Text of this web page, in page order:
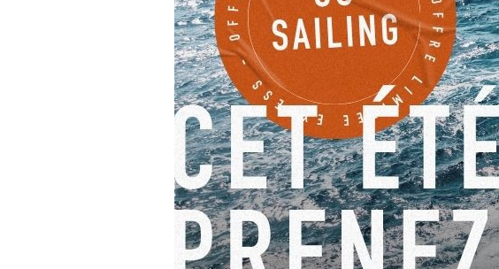
Vous rêvez de naviguer à bord d’un
avecDream Yacht Worldwide, vivez une
couper le souffle comme la Côte d’Azur, la
Cette opportunité est idéale pour les
collaboration deNautilus Sailing, profitez
navigation.